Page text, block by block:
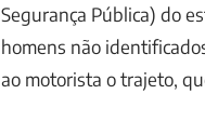
Segurança Pública) do
homens não
ao motorista o trajeto,